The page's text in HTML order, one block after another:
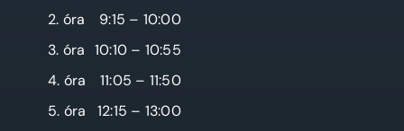
2. óra
9:15 – 10:00
3. óra 10:10 – 10:55
4. óra
11:05 – 11:50
5. óra
12:15 – 13:00